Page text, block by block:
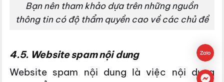
Bạn nên tham khảo dựa trên những nguồn
thông tin có độ thẩm quyền cao về các chủ đề
4.5. Website spam nội dung
Website spam nội dung là việc nội dung